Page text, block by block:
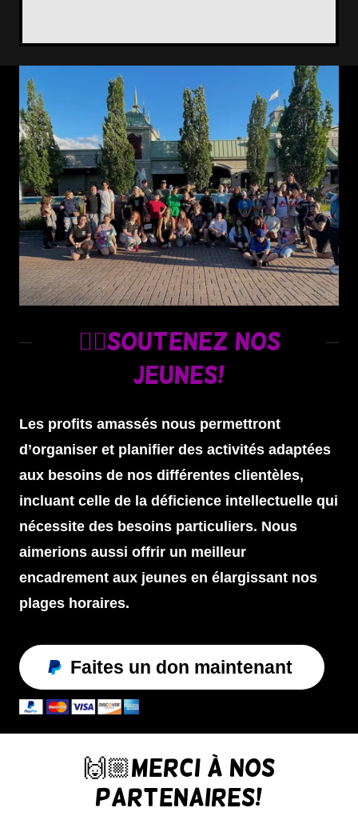
👉🏼Soutenez nos
jeunes!
Les profits amassés nous permettront
d’organiser et planifier des activités adaptées
aux besoins de nos différentes clientèles,
incluant celle de la déficience intellectuelle qui
nécessite des besoins particuliers. Nous
aimerions aussi offrir un meilleur
encadrement aux jeunes en élargissant nos
plages horaires.
Faites un don maintenant
🙌🏼Merci à nos
partenaires!